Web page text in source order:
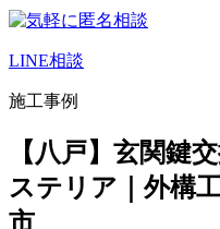
LINE相談
施工事例
【八戸】玄関鍵
ステリア｜外構
市